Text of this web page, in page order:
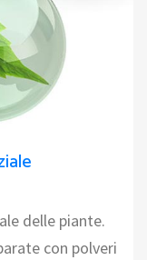
delle piante.
con polveri